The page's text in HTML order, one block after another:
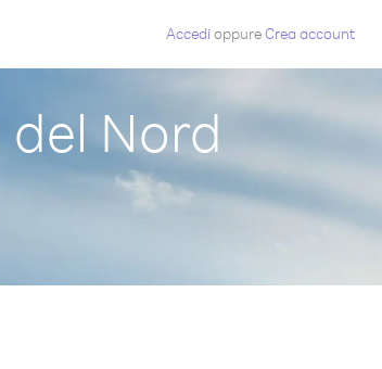
Accedi oppureCrea account
Nord